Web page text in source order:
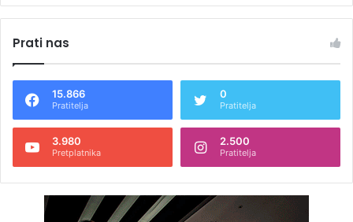
Prati nas
15.866
Pratitelja
0
Pratitelja
3.980
Pretplatnika
2.500
Pratitelja